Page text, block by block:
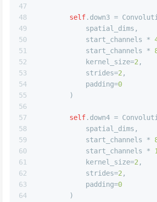
47
48
49
50
51
52
53
54
55
56
57
58
59
60
61
62
63
64
self.down3 =
            spatial_dims,
            start_channels *
            start_channels *
            kernel_size=
2 ,
            strides=
2 ,
            padding=
0
        )
self.down4 =
            spatial_dims,
            start_channels *
            start_channels *
            kernel_size=
2 ,
            strides=
2 ,
            padding=
0
        )